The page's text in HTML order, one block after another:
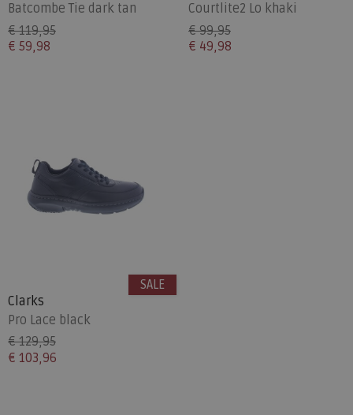
Batcombe Tie dark tan
€ 119,95
€ 59,98
Courtlite2 Lo khaki
€ 99,95
€ 49,98
Clarks
Pro Lace black
€ 129,95
€ 103,96
SALE